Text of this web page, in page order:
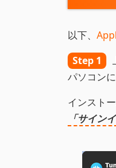
以下、
Step 1
パソコン
インスト
「サイン